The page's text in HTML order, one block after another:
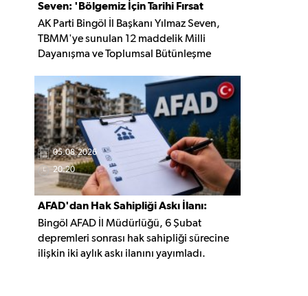
Seven: 'Bölgemiz İçin Tarihi Fırsat
Pencereleri Açılıyor'
AK Parti Bingöl İl Başkanı Yılmaz Seven,
TBMM'ye sunulan 12 maddelik Milli
Dayanışma ve Toplumsal Bütünleşme
kapısını aralayacağını söyledi. Seven,
'Terörün gölgesinde kaybedilen yılların
ardından bölgemizin üretim, yatırım ve
istihdam potansiyelinin yeniden
canlanacağına inanıyoruz' dedi.
05.08.2026
20:20
AFAD'dan Hak Sahipliği Askı İlanı:
Başvurular Başladı
Bingöl AFAD İl Müdürlüğü, 6 Şubat
depremleri sonrası hak sahipliği sürecine
ilişkin iki aylık askı ilanını yayımladı.